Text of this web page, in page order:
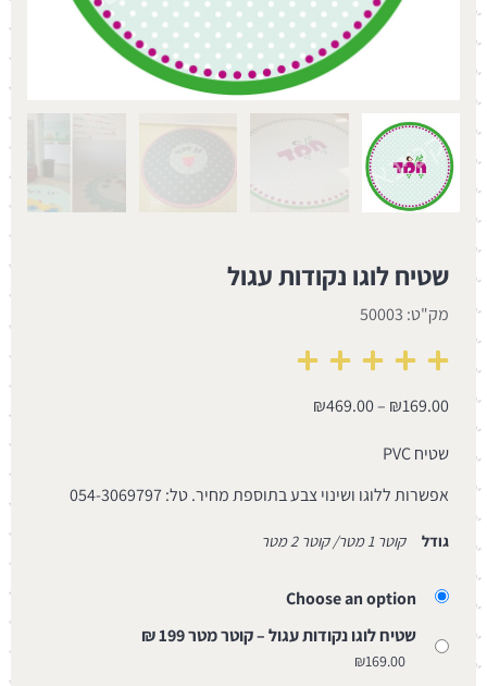
שטיח לוגו נקודות עגול
מק"ט: 50003
₪169.00
–
₪469.00
שטיח PVC
אפשרות ללוגו ושינוי צבע בתוספת מחיר. טל: 054-3069797
גודל קוטר 1 מטר/ קוטר 2 מטר
Choose an option
שטיח לוגו נקודות עגול – קוטר מטר 199 ₪
₪169.00